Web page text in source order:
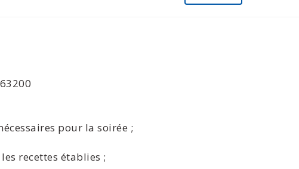
pour la soirée ;
recettes établies ;